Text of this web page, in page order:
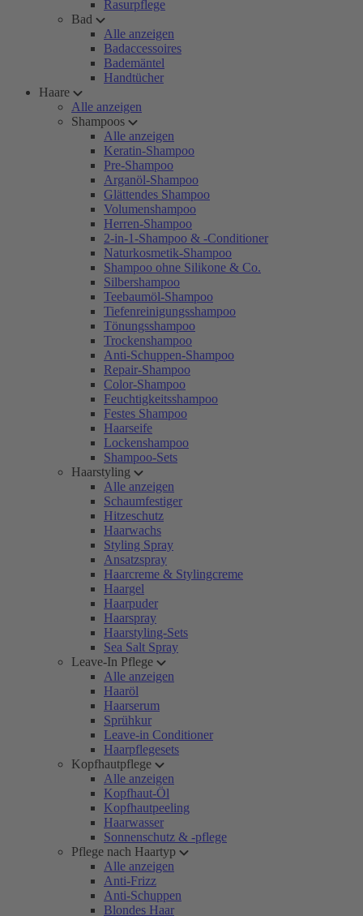
Rasurpflege
Bad
Alle anzeigen
Badaccessoires
Bademäntel
Handtücher
Haare
Alle anzeigen
Shampoos
Alle anzeigen
Keratin-Shampoo
Pre-Shampoo
Arganöl-Shampoo
Glättendes Shampoo
Volumenshampoo
Herren-Shampoo
2-in-1-Shampoo & -Conditioner
Naturkosmetik-Shampoo
Shampoo ohne Silikone & Co.
Silbershampoo
Teebaumöl-Shampoo
Tiefenreinigungsshampoo
Tönungsshampoo
Trockenshampoo
Anti-Schuppen-Shampoo
Repair-Shampoo
Color-Shampoo
Feuchtigkeitsshampoo
Festes Shampoo
Haarseife
Lockenshampoo
Shampoo-Sets
Haarstyling
Alle anzeigen
Schaumfestiger
Hitzeschutz
Haarwachs
Styling Spray
Ansatzspray
Haarcreme & Stylingcreme
Haargel
Haarpuder
Haarspray
Haarstyling-Sets
Sea Salt Spray
Leave-In Pflege
Alle anzeigen
Haaröl
Haarserum
Sprühkur
Leave-in Conditioner
Haarpflegesets
Kopfhautpflege
Alle anzeigen
Kopfhaut-Öl
Kopfhautpeeling
Haarwasser
Sonnenschutz & -pflege
Pflege nach Haartyp
Alle anzeigen
Anti-Frizz
Anti-Schuppen
Blondes Haar